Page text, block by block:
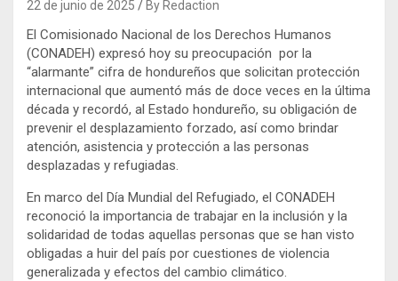
22 de junio de 2025 By Redaction
El Comisionado Nacional de los Derechos Humanos
(CONADEH) expresó hoy su preocupación por la
“alarmante” cifra de hondureños que solicitan protección
internacional que aumentó más de doce veces en la última
década y recordó, al Estado hondureño, su obligación de
prevenir el desplazamiento forzado, así como brindar
atención, asistencia y protección a las personas
desplazadas y refugiadas.
En marco del Día Mundial del Refugiado, el CONADEH
reconoció la importancia de trabajar en la inclusión y la
solidaridad de todas aquellas personas que se han visto
obligadas a huir del país por cuestiones de violencia
generalizada y efectos del cambio climático.